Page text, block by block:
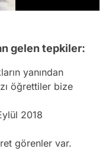
gelen tepkiler:
yanından
öğrettiler bize
2018
görenler var.